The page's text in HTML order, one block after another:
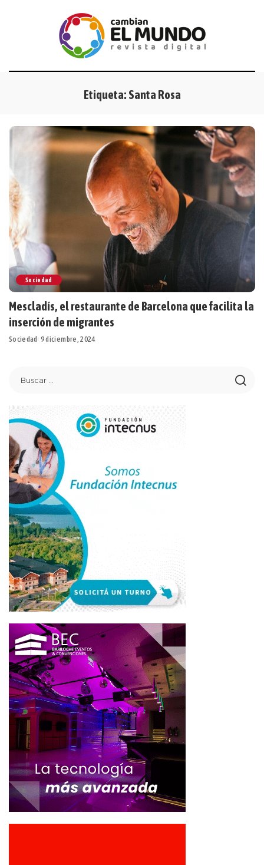
Etiqueta: Santa Rosa
Sociedad
Mescladís, el restaurante de Barcelona que facilita la
inserción de migrantes
Sociedad 9 diciembre, 2024